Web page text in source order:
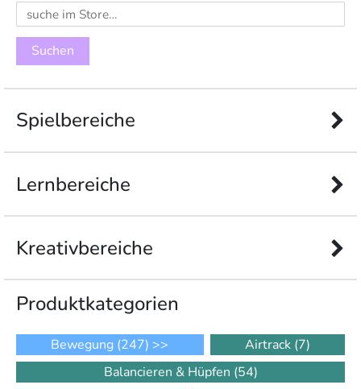
Suchen
nach:
Spielbereiche
Lernbereiche
Kreativbereiche
Produkt­kategorien
Bewegung (247) >> Airtrack (7)
Balancieren & Hüpfen (54)